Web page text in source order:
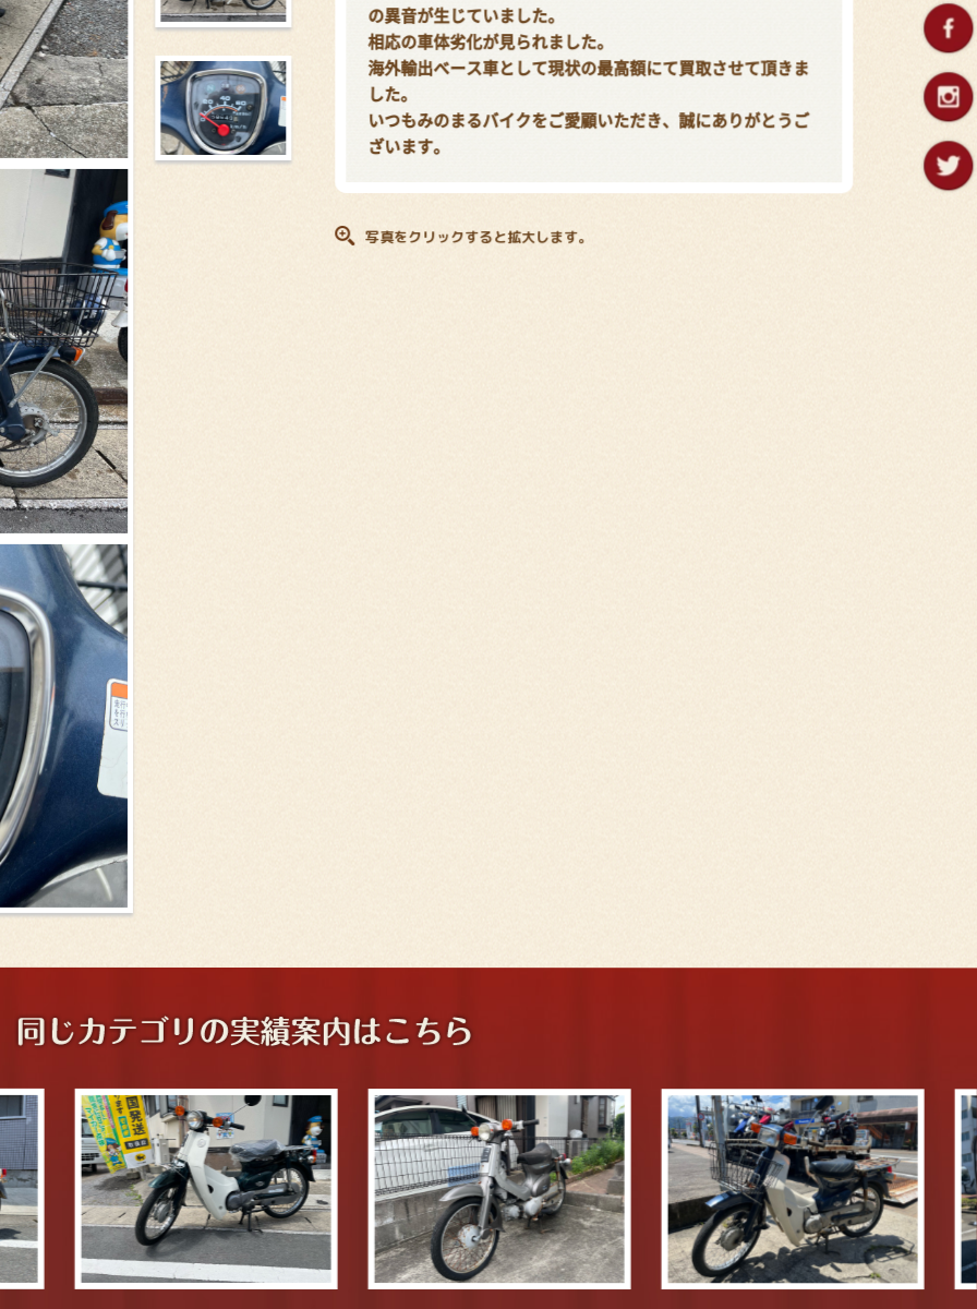
の異音が生じていました。
相応の車体劣化が見られました。
海外輸出ベース車として現状の最高額にて買取させて頂きま
した。
いつもみのまるバイクをご愛顧いただき、誠にありがとうご
ざいます。
写真をクリックすると拡大します。